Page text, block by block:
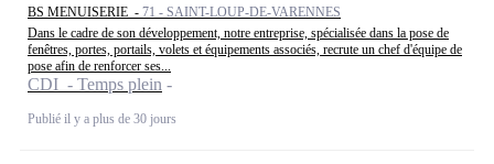
BS MENUISERIE - 71 - SAINT-LOUP-DE-VARENNES
Dans le cadre de son développement, notre entreprise, spécialisée dans la pose de
fenêtres, portes, portails, volets et équipements associés, recrute un chef d'équipe de
pose afin de renforcer ses...
CDI - Temps plein
Publié il y a plus de 30 jours